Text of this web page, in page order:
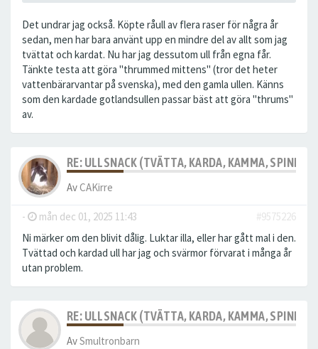
Det undrar jag också. Köpte råull av flera raser för några år
sedan, men har bara använt upp en mindre del av allt som jag
tvättat och kardat. Nu har jag dessutom ull från egna får.
Tänkte testa att göra "thrummed mittens" (tror det heter
vattenbärarvantar på svenska), med den gamla ullen. Känns
som den kardade gotlandsullen passar bäst att göra "thrums"
av.
RE: ULLSNACK (TVÄTTA, KARDA, KAMMA, SPINNA,
AvCAKirre
- mån dec 01, 2025 11:43
#9575226
Ni märker om den blivit dålig. Luktar illa, eller har gått mal i den.
Tvättad och kardad ull har jag och svärmor förvarat i många år
utan problem.
RE: ULLSNACK (TVÄTTA, KARDA, KAMMA, SPINNA,
AvSmultronbarn